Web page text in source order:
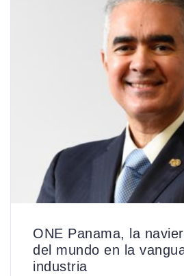
ONE Panama, la
del mundo en la
industria